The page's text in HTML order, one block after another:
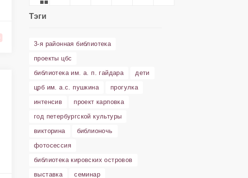
Тэги
3-я районная библиотека
проекты цбс
библиотека им. а. п. гайдара
дети
црб им. а.с. пушкина
прогулка
интенсив
проект карповка
год петербургской культуры
викторина
библионочь
фотосессия
библиотека кировских островов
выставка
семинар